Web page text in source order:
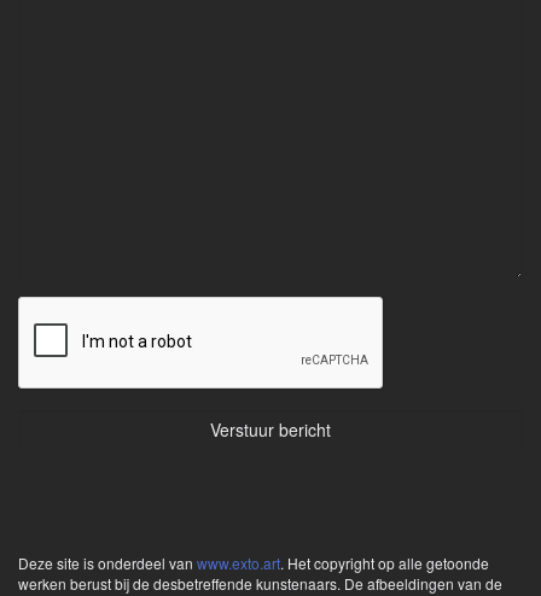
Deze site is onderdeel van www.exto.art. Het copyright op alle getoonde
werken berust bij de desbetreffende kunstenaars. De afbeeldingen van de